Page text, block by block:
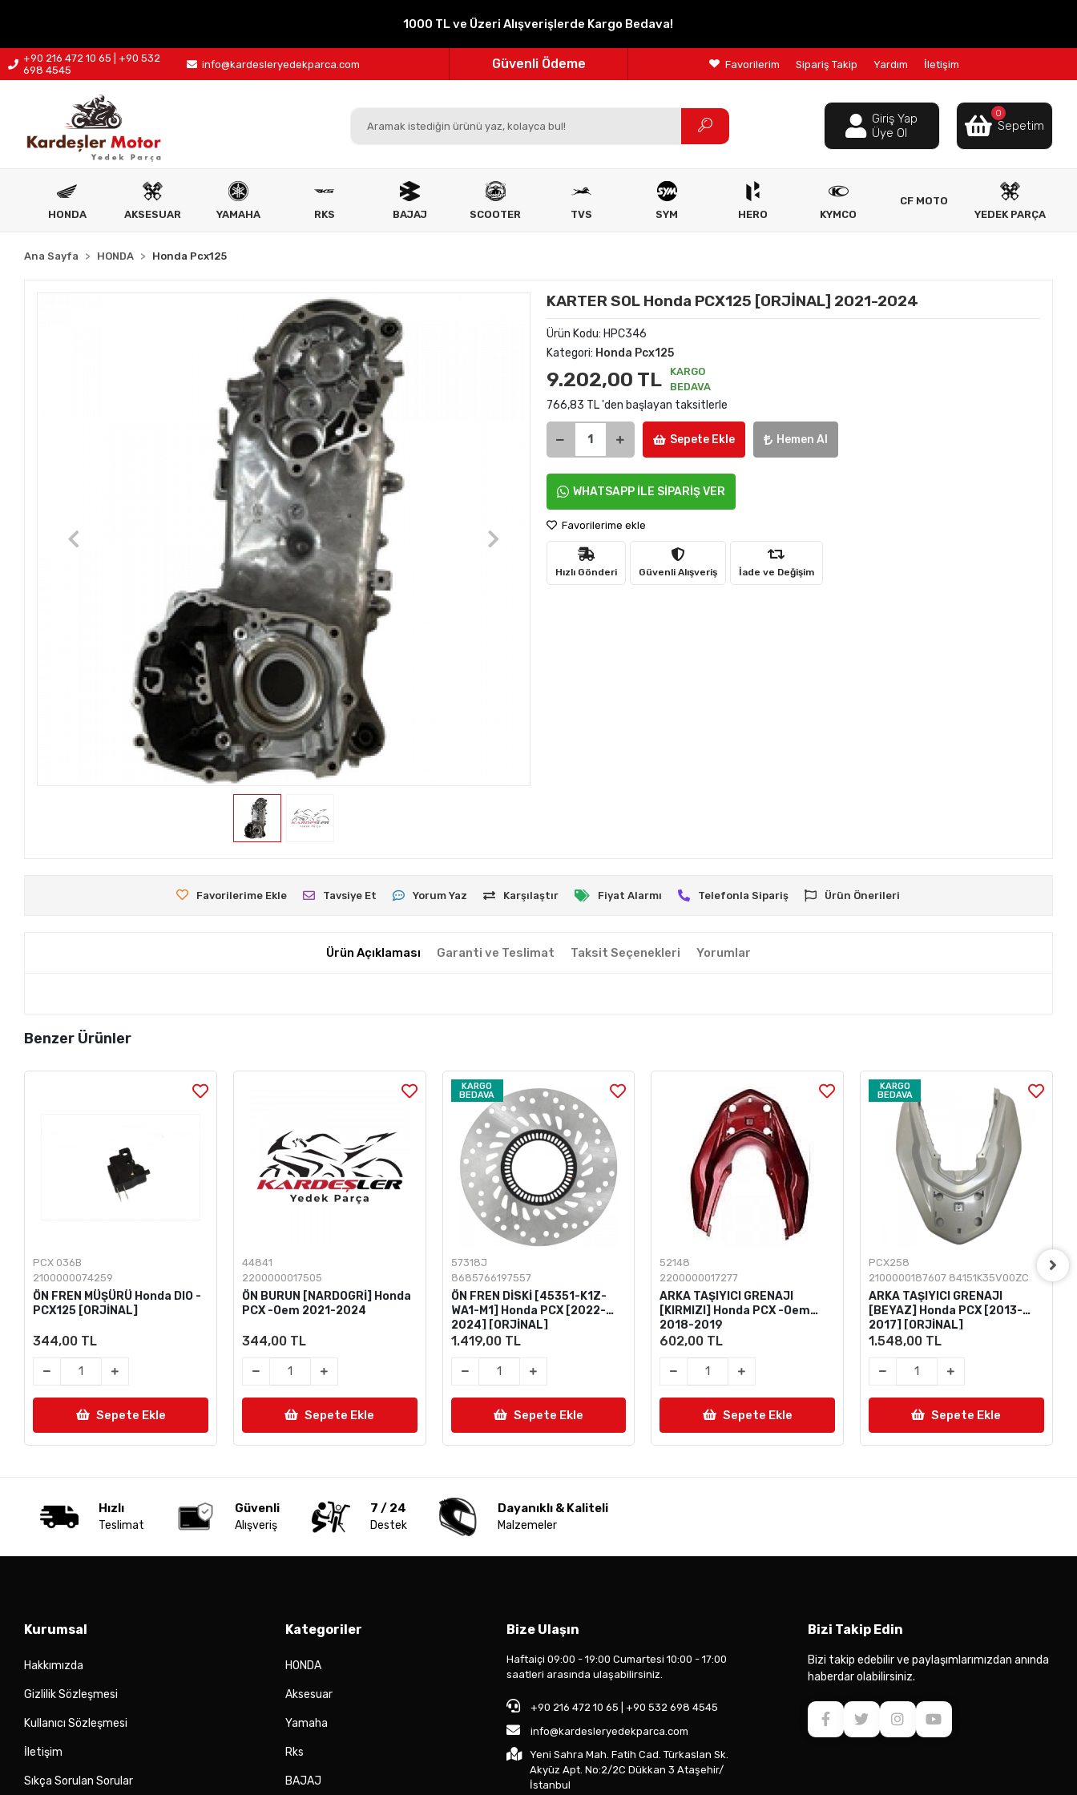
1000 TL ve Üzeri Alışverişlerde Kargo Bedava!
+90 216 472 10 65 | +90 532
698 4545
info@kardesleryedekparca.com
Parçanızın Online Adresi
100% Orijinal Ürün
Güvenli Ödeme
Ücretsiz İade
Favorilerim Sipariş Takip Yardım İletişim
Giriş Yap
Üye Ol
0
Sepetim
HONDA AKSESUAR YAMAHA RKS BAJAJ SCOOTER TVS SYM HERO KYMCO
CF MOTO
YEDEK PARÇA
Ana Sayfa HONDA Honda Pcx125
KARTER SOL Honda PCX125 [ORJİNAL] 2021-2024
Ürün Kodu: HPC346
Kategori: Honda Pcx125
9.202,00 TL
KARGO
BEDAVA
766,83 TL 'den başlayan taksitlerle
Sepete Ekle Hemen Al
WHATSAPP İLE SİPARİŞ VER
Favorilerime ekle
Hızlı Gönderi Güvenli Alışveriş İade ve Değişim
Favorilerime Ekle Tavsiye Et Yorum Yaz Karşılaştır Fiyat Alarmı Telefonla Sipariş Ürün Önerileri
Ürün Açıklaması Garanti ve Teslimat Taksit Seçenekleri Yorumlar
Benzer Ürünler
PCX 036B
2100000074259
ÖN FREN MÜŞÜRÜ Honda DIO -
PCX125 [ORJİNAL]
344,00 TL
Sepete Ekle
44841
2200000017505
ÖN BURUN [NARDOGRİ] Honda
PCX -Oem 2021-2024
344,00 TL
Sepete Ekle
KARGO
BEDAVA
57318J
8685766197557
ÖN FREN DİSKİ [45351-K1Z-
WA1-M1] Honda PCX [2022-
2024] [ORJİNAL]
1.419,00 TL
Sepete Ekle
52148
2200000017277
ARKA TAŞIYICI GRENAJI
[KIRMIZI] Honda PCX -Oem
2018-2019
602,00 TL
Sepete Ekle
KARGO
BEDAVA
PCX258
2100000187607 84151K35V00ZC
ARKA TAŞIYICI GRENAJI
[BEYAZ] Honda PCX [2013-
2017] [ORJİNAL]
1.548,00 TL
Sepete Ekle
Hızlı
Teslimat
Güvenli
Alışveriş
7 / 24
Destek
Dayanıklı & Kaliteli
Malzemeler
Kurumsal
Hakkımızda
Gizlilik Sözleşmesi
Kullanıcı Sözleşmesi
İletişim
Sıkça Sorulan Sorular
Kategoriler
HONDA
Aksesuar
Yamaha
Rks
BAJAJ
Bize Ulaşın
Haftaiçi 09:00 - 19:00 Cumartesi 10:00 - 17:00
saatleri arasında ulaşabilirsiniz.
+90 216 472 10 65 | +90 532 698 4545
info@kardesleryedekparca.com
Yeni Sahra Mah. Fatih Cad. Türkaslan Sk.
Akyüz Apt. No:2/2C Dükkan 3 Ataşehir/
İstanbul
Bizi Takip Edin
Bizi takip edebilir ve paylaşımlarımızdan anında
haberdar olabilirsiniz.